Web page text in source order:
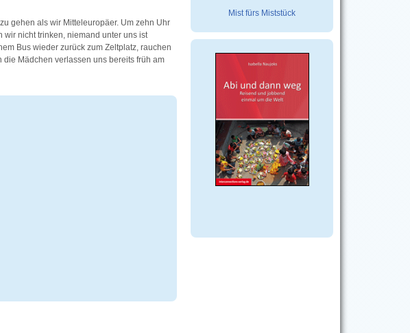
gehen als wir Mitteleuropäer. Um zehn Uhr
wir nicht trinken, niemand unter uns ist
Bus wieder zurück zum Zeltplatz, rauchen
Mädchen verlassen uns bereits früh am
Mist fürs Miststück